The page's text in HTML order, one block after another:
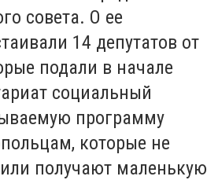
совета. О ее
14 депутатов от
подали в начале
социальный
программу
которые не
получают маленькую